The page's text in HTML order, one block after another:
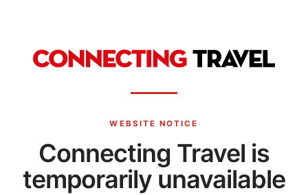
WEBSITE NOTICE
Connecting Travel is
temporarily unavailable